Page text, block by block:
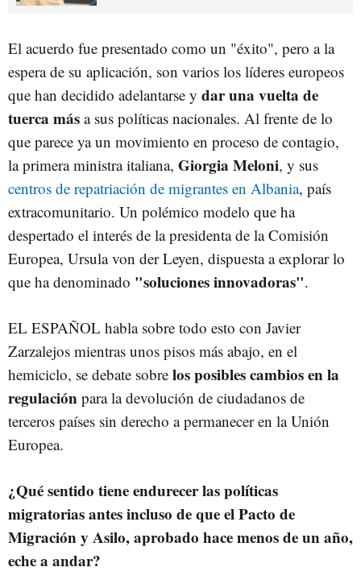
El acuerdo fue presentado como un "éxito", pero a la
espera de su aplicación, son varios los líderes europeos
que han decidido adelantarse y dar una vuelta de
tuerca más a sus políticas nacionales. Al frente de lo
que parece ya un movimiento en proceso de contagio,
la primera ministra italiana, Giorgia Meloni, y sus
centros de repatriación de migrantes en Albania, país
extracomunitario. Un polémico modelo que ha
despertado el interés de la presidenta de la Comisión
Europea, Ursula von der Leyen, dispuesta a explorar lo
que ha denominado "soluciones innovadoras".
EL ESPAÑOL habla sobre todo esto con Javier
Zarzalejos mientras unos pisos más abajo, en el
hemiciclo, se debate sobre los posibles cambios en la
regulación para la devolución de ciudadanos de
terceros países sin derecho a permanecer en la Unión
Europea.
¿Qué sentido tiene endurecer las políticas
migratorias antes incluso de que el Pacto de
Migración y Asilo, aprobado hace menos de un año,
eche a andar?